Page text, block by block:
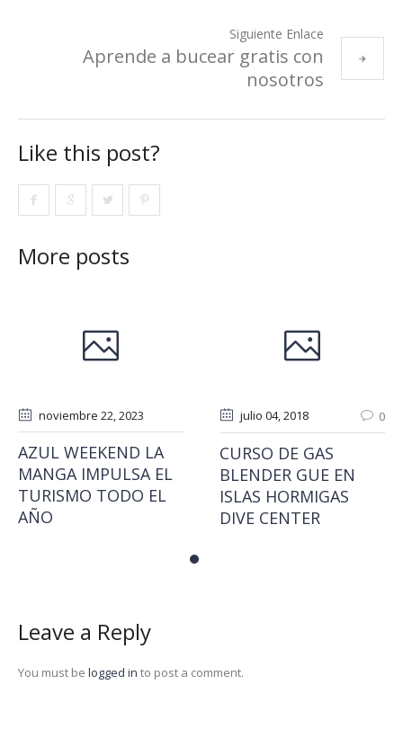
Siguiente Enlace
Aprende a bucear gratis con
nosotros
Like this post?
More posts
noviembre 22, 2023
AZUL WEEKEND LA
MANGA IMPULSA EL
TURISMO TODO EL
AÑO
julio 04, 2018 0
CURSO DE GAS
BLENDER GUE EN
ISLAS HORMIGAS
DIVE CENTER
Leave a Reply
You must be logged in to post a comment.